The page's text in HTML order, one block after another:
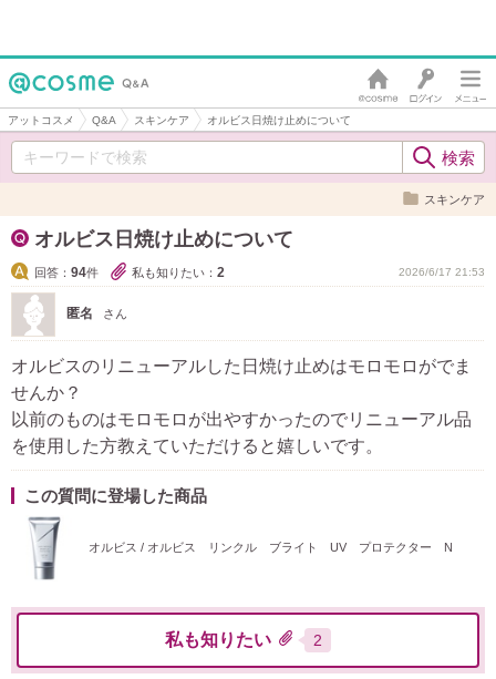
アットコスメ Q&A スキンケア オルビス日焼け止めについて
スキンケア
オルビス日焼け止めについて
回答： 94件 私も知りたい： 2 2026/6/17 21:53
匿名 さん
オルビスのリニューアルした日焼け止めはモロモロがでま
せんか？
以前のものはモロモロが出やすかったのでリニューアル品
を使用した方教えていただけると嬉しいです。
この質問に登場した商品
オルビス / オルビス リンクル ブライト UV プロテクター N
私も知りたい 2